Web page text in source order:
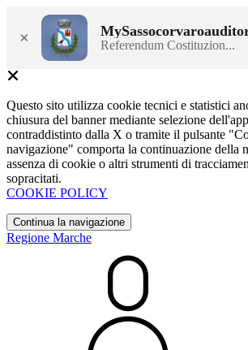
× Referendum Costituzion...
Questo sito utilizza cookie tecnici e statistici
chiusura del banner mediante selezione
contraddistinto dalla X o tramite il pulsante
navigazione" comporta la continuazione della
assenza di cookie o altri strumenti di
sopracitati.
COOKIE POLICY
Continua la navigazione
Regione Marche